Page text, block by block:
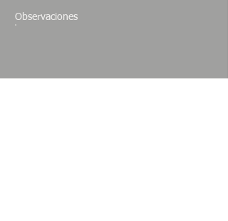
Observaciones